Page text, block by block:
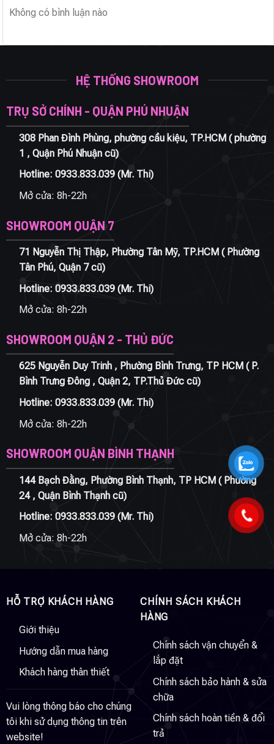
Không có bình luận nào
HỆ THỐNG SHOWROOM
TRỤ SỞ CHÍNH - QUẬN PHÚ NHUẬN
308 Phan Đình Phùng, phường cầu kiệu, TP.HCM ( phường
1 , Quận Phú Nhuận cũ)
Hotline: 0933.833.039(Mr. Thi)
Mở cửa: 8h-22h
SHOWROOM QUẬN 7
71 Nguyễn Thị Thập, Phường Tân Mỹ, TP.HCM ( Phường
Tân Phú, Quận 7 cũ)
Hotline: 0933.833.039(Mr. Thi)
Mở cửa: 8h-22h
SHOWROOM QUẬN 2 - THỦ ĐỨC
625 Nguyễn Duy Trinh , Phường Bình Trưng, TP HCM ( P.
Bình Trưng Đông , Quận 2, TP.Thủ Đức cũ)
Hotline: 0933.833.039(Mr. Thi)
Mở cửa: 8h-22h
SHOWROOM QUẬN BÌNH THẠNH
144 Bạch Đằng, Phường Bình Thạnh, TP HCM ( Phường
24 , Quận Bình Thạnh cũ)
Hotline: 0933.833.039(Mr. Thi)
Mở cửa: 8h-22h
HỖ TRỢ KHÁCH HÀNG
Giới thiệu
Hướng dẫn mua hàng
Khách hàng thân thiết
Vui lòng thông báo cho chúng
tôi khi sử dụng thông tin trên
website!
CHÍNH SÁCH KHÁCH
HÀNG
Chính sách vận chuyển &
lắp đặt
Chính sách bảo hành & sửa
chữa
Chính sách hoàn tiền & đổi
trả